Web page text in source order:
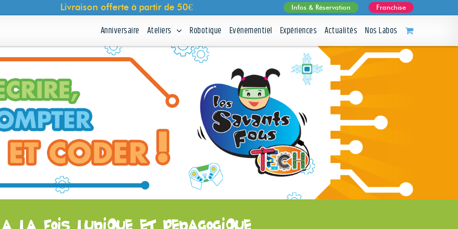
Infos & Réservation Franchise
Anniversaire Ateliers Robotique Evénementiel Expériences Actualités Nos Labos